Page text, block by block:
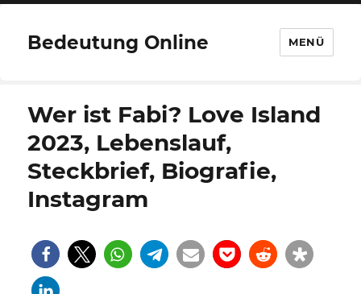
Bedeutung Online MENÜ
Wer ist Fabi? Love Island
2023, Lebenslauf,
Steckbrief, Biografie,
Instagram